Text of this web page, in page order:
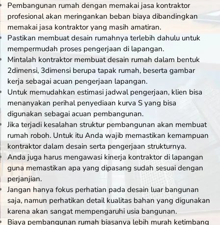
Pembangunan rumah dengan memakai jasa kontraktor
profesional akan meringankan beban biaya dibandingkan
memakai jasa kontraktor yang masih amatiran.
Pastikan membuat desain rumahnya terlebih dahulu untuk
mempermudah proses pengerjaan di lapangan.
Mintalah kontraktor membuat desain rumah dalam bentuk
2dimensi, 3dimensi berupa tapak rumah, beserta gambar
kerja sebagai acuan pengerjaan lapangan.
Untuk memudahkan estimasi jadwal pengerjaan, klien bisa
menanyakan perihal penyediaan kurva S yang bisa
digunakan sebagai acuan pembangunan.
Jika terjadi kesalahan struktur pembangunan akan membuat
rumah roboh. Untuk itu Anda wajib memastikan kemampuan
kontraktor dalam desain serta pengerjaan strukturnya.
Anda juga harus mengawasi kinerja kontraktor di lapangan
guna memastikan apa yang dipasang sudah sesuai dengan
perjanjian.
Jangan hanya fokus perhatian pada desain luar bangunan
saja, namun perhatikan detail kualitas bahan yang digunakan
karena akan sangat mempengaruhi usia bangunan.
Biaya pembangunan rumah biasanya lebih murah ketimbang